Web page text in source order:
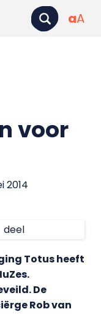
aA
voor
2014
deel
Totus heeft
De
Rob van